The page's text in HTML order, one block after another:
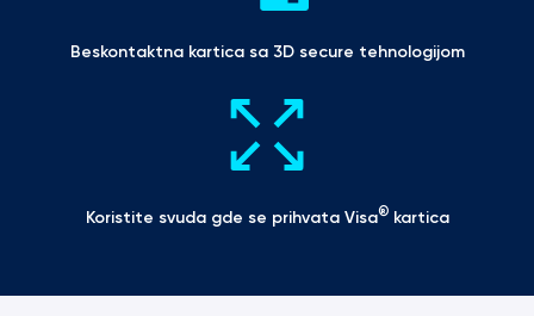
Beskontaktna kartica sa 3D secure tehnologijom
Koristite svuda gde se prihvata Visa® kartica